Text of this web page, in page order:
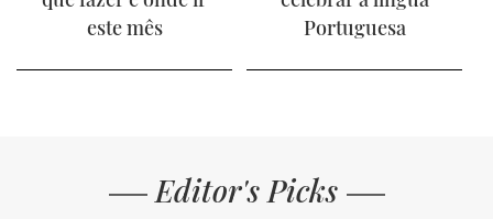
este mês
Portuguesa
Editor's Picks